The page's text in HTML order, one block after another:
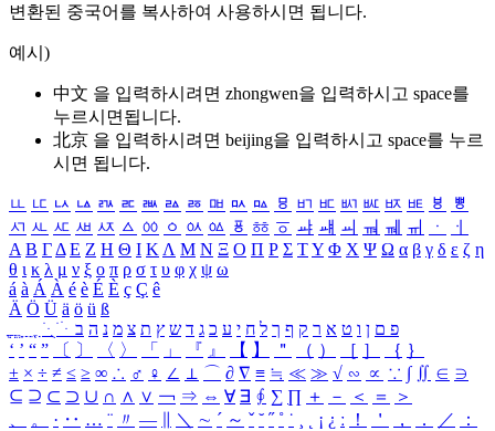
변환된 중국어를 복사하여 사용하시면 됩니다.
예시)
中文 을 입력하시려면 zhongwen을 입력하시고 space를
누르시면됩니다.
北京 을 입력하시려면 beijing을 입력하시고 space를 누르
시면 됩니다.
ㅥ ㅦ ㅧ ㅨ ㅩ ㅪ ㅫ ㅬ ㅭ ㅮ ㅯ ㅰ ㅱ ㅲ ㅳ ㅴ ㅵ ㅶ ㅷ ㅸ
ㅹ
ㅺ ㅻ ㅼ ㅽ ㅾ ㅿ ㆀ ㆁ ㆂ ㆃ ㆄ ㆅ ㆆ ㆇ ㆈ ㆉ ㆊ ㆋ ㆌ ㆍ
ㆎ
Α Β ΓΔ Ε Ζ Η Θ Ι ΚΛ Μ Ν Ξ Ο Π Ρ Σ ΤΥ Φ Χ Ψ Ω α β γ δ ε ζ η
θ ι κ λ μ ν ξ ο π ρ σ τ υ φ χ ψ ω
á à Á À é è É È ç Ç ê
Ä Ö Ü ä ö ü ß
ִֶֹ ֻּ ׁׂ פ ם ן ו ט א ר ק ף ך ל ח י ע כ ג ד ש ץ ת צ מ נ ה ב
‘ ’ “ ” 〔 〕 〈 〉 「 」 『 』 【 】 ＂ （ ） ［ ］ ｛ ｝
± × ÷ ≠ ≤ ≥ ∞ ∴ ♂ ♀ ∠ ⊥ ⌒ ∂ ∇ ≡ ≒ ≪ ≫ √ ∽ ∝ ∵ ∫ ∬ ∈ ∋
⊆ ⊇ ⊂ ⊃ ∪ ∩ ∧ ∨ ￢ ⇒ ⇔ ∀ ∃ ∮ ∑ ∏ ＋ － ＜ ＝
＞
、
。 · ‥ … ¨ 〃 ― ＼ ∼ ´ ～ ˇ ˘ ˝ ˚ ˙ ¸ ¡ ¿ ː ！ ＇ ， ． ／
：